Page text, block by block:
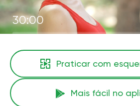
30:00
Praticar com
Mais fácil no